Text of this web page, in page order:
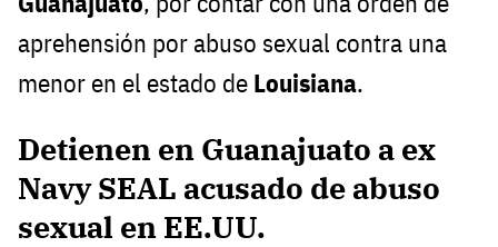
aprehensión por abuso sexual contra una
menor en el estado de Louisiana.
Detienen en Guanajuato a ex
Navy SEAL acusado de abuso
sexual en EE.UU.